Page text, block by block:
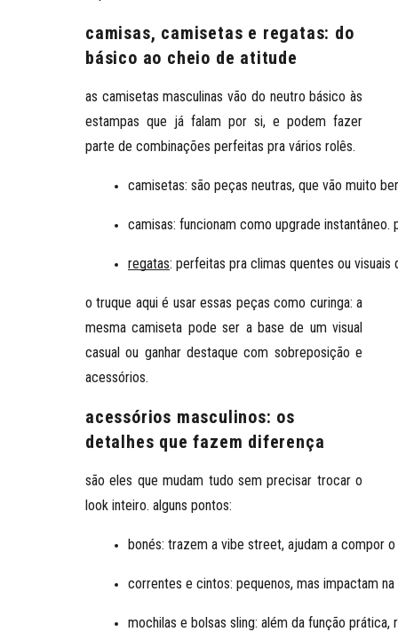
camisas, camisetas e regatas: do
básico ao cheio de atitude
as camisetas masculinas vão do neutro básico às
estampas que já falam por si, e podem fazer
parte de combinações perfeitas pra vários rolês.
camisetas: são peças neutras, que vão muito
camisas: funcionam como upgrade
regatas: perfeitas pra climas quentes ou
o truque aqui é usar essas peças como curinga: a
mesma camiseta pode ser a base de um visual
casual ou ganhar destaque com sobreposição e
acessórios.
acessórios masculinos: os
detalhes que fazem diferença
são eles que mudam tudo sem precisar trocar o
look inteiro. alguns pontos:
bonés: trazem a vibe street, ajudam a compor
correntes e cintos: pequenos, mas impactam
mochilas e bolsas sling: além da função prática,